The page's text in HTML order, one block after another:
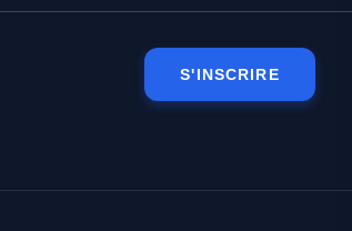
S'INSCRIRE